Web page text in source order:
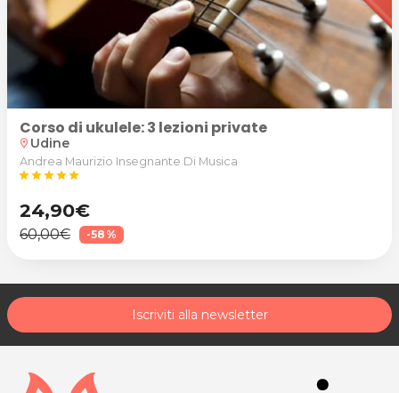
Corso di ukulele: 3 lezioni private
location_on Udine
Andrea Maurizio Insegnante Di Musica
starstarstarstarstar
24,90€
60,00€ -58%
Iscriviti alla newsletter